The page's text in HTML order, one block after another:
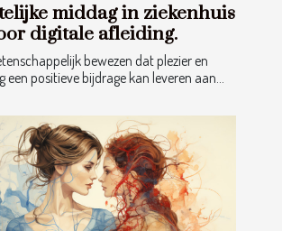
middag in ziekenhuis
digitale afleiding.
bewezen dat plezier en
positieve bijdrage kan leveren aan...